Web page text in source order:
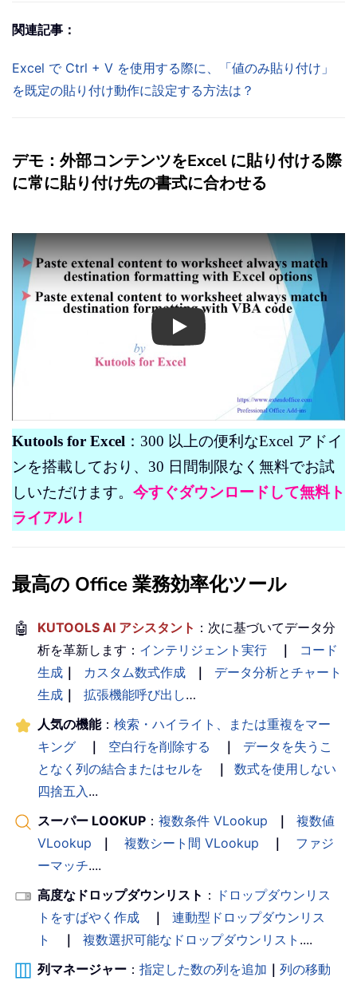
関連記事：
Excel で Ctrl + V を使用する際に、「値のみ貼り付け」
を既定の貼り付け動作に設定する方法は？
デモ：外部コンテンツをExcel に貼り付ける際
に常に貼り付け先の書式に合わせる
Play
Kutools for Excel ：300 以上の便利なExcel アドイ
ンを搭載しており、30 日間制限なく無料でお試
しいただけます。 今すぐダウンロードして無料ト
ライアル！
最高の Office 業務効率化ツール
🤖 KUTOOLS AI アシスタント ：次に基づいてデータ分
析を革新します： インテリジェント実行 ｜
コード
生成 ｜ カスタム数式作成 ｜
データ分析とチャート
生成 ｜ 拡張機能呼び出し…
人気の機能： 検索・ハイライト、または重複をマー
キング
｜ 空白行を削除する ｜
データを失うこ
となく列の結合またはセルを
｜
数式を使用しない
四捨五入...
スーパー LOOKUP ： 複数条件 VLookup ｜
複数値
VLookup
｜ 複数シート間 VLookup ｜
ファジ
ーマッチ....
高度なドロップダウンリスト ： ドロップダウンリス
トをすばやく作成
｜
連動型ドロップダウンリス
ト
｜ 複数選択可能なドロップダウンリスト ....
列マネージャー ： 指定した数の列を追加 ｜ 列の移動